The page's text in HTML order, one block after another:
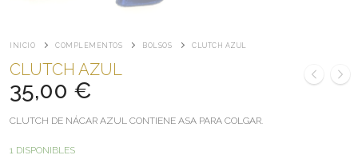
INICIO COMPLEMENTOS BOLSOS CLUTCH AZUL
CLUTCH AZUL
35,00 €
CLUTCH DE NÁCAR AZUL CONTIENE ASA PARA COLGAR.
1 DISPONIBLES